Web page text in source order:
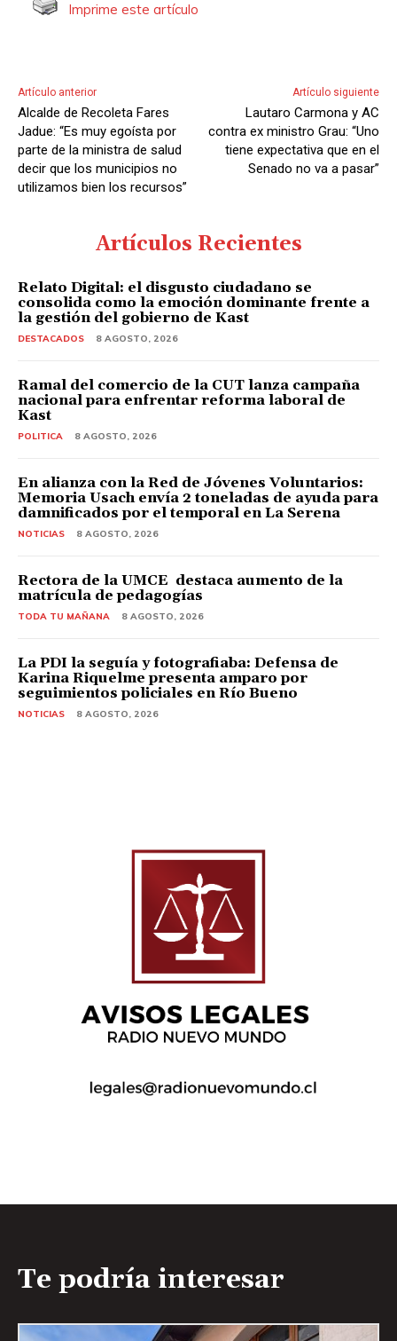
o
Imprime este artículo
Artículo anterior
Alcalde de Recoleta Fares
Jadue: “Es muy egoísta por
parte de la ministra de salud
decir que los municipios no
utilizamos bien los recursos”
Artículo siguiente
Lautaro Carmona y AC
contra ex ministro Grau: “Uno
tiene expectativa que en el
Senado no va a pasar”
Artículos Recientes
Relato Digital: el disgusto ciudadano se
consolida como la emoción dominante frente a
la gestión del gobierno de Kast
DESTACADOS 8 AGOSTO, 2026
Ramal del comercio de la CUT lanza campaña
nacional para enfrentar reforma laboral de
Kast
POLITICA 8 AGOSTO, 2026
En alianza con la Red de Jóvenes Voluntarios:
Memoria Usach envía 2 toneladas de ayuda para
damnificados por el temporal en La Serena
NOTICIAS 8 AGOSTO, 2026
Rectora de la UMCE destaca aumento de la
matrícula de pedagogías
TODA TU MAÑANA 8 AGOSTO, 2026
La PDI la seguía y fotografiaba: Defensa de
Karina Riquelme presenta amparo por
seguimientos policiales en Río Bueno
NOTICIAS 8 AGOSTO, 2026
Te podría interesar